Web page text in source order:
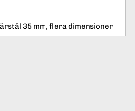
35 mm, flera dimensioner